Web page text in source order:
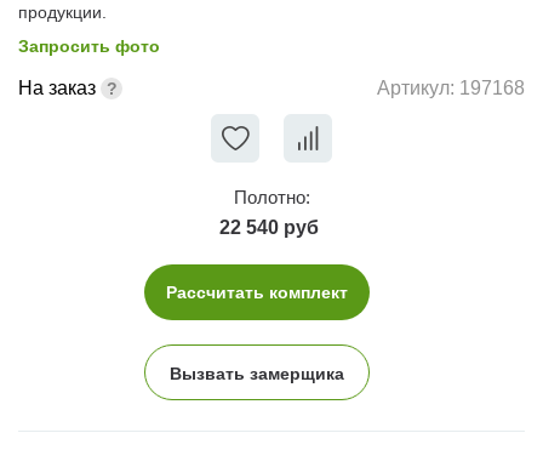
продукции.
Запросить фото
На заказ Артикул: 197168
Полотно:
22 540 руб
Рассчитать комплект
Вызвать замерщика